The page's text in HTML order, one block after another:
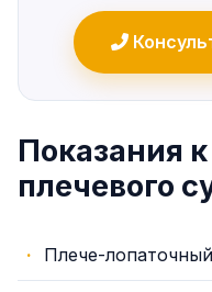
Показания
плечевого
Плече-